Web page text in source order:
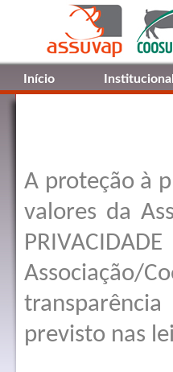
Início Institucional
A proteção à
valores da
previsto nas